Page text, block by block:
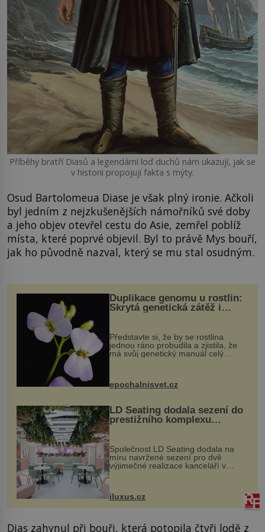
Příběhy bratří Diasů a legendární loď duchů nám ukazují, jak se
v historii propojují fakta s mýty.
Osud Bartolomeua Diase je však plný ironie. Ačkoli
byl jedním z nejzkušenějších námořníků své doby
a jeho objev otevřel cestu do Asie, zemřel poblíž
místa, které poprvé objevil. Byl to právě Mys bouří,
jak ho původně nazval, který se mu stal osudným.
Duplikace genomu u rostlin:
Skrytá genetická zátěž i
Představte si, že by se rostlina
jednou ráno probudila a zjistila, že
má svůj genetický manuál celý
vstupenka...
epochalnisvet.cz
LD Seating dodala sezení do
prestižního komplexu
MediaCityUK v Salfordu
Společnost LD Seating dodala na
míru navržené sezení pro dvě
výjimečné realizace kanceláří v
areálu MediaCityUK v anglickém
budov Media...
iluxus.cz
Dias zahynul při bouři, která potopila čtyři lodě z